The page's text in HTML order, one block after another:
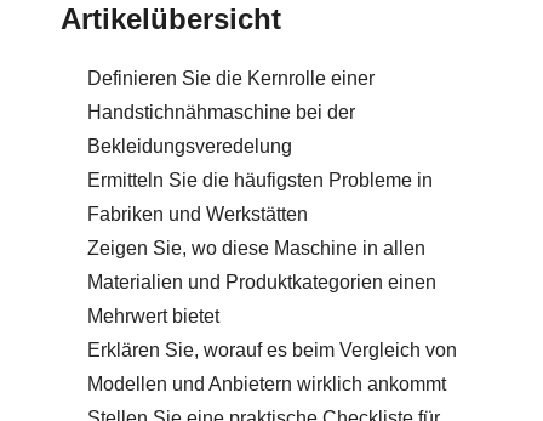
Artikelübersicht
Definieren Sie die Kernrolle einer
Handstichnähmaschine bei der
Bekleidungsveredelung
Ermitteln Sie die häufigsten Probleme in
Fabriken und Werkstätten
Zeigen Sie, wo diese Maschine in allen
Materialien und Produktkategorien einen
Mehrwert bietet
Erklären Sie, worauf es beim Vergleich von
Modellen und Anbietern wirklich ankommt